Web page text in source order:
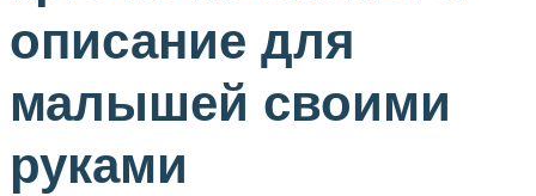
описание для
малышей своими
руками